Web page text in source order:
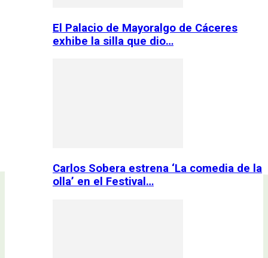
El Palacio de Mayoralgo de Cáceres
exhibe la silla que dio…
Carlos Sobera estrena ‘La comedia de la
olla’ en el Festival…